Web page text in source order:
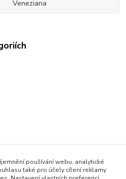
Veneziana
používání webu, analytické
také pro účely cílení reklamy